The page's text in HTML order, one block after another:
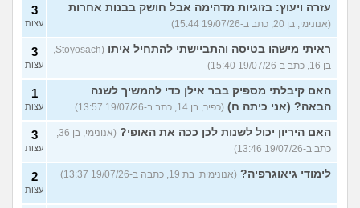
עזרה ויעוץ: בזוגיות מדהימה אבל חושק בבנות אחרות
(אנונימי, בן 20, כתב ב-19/07/26 15:44)
3
עצות
ראיתי מישהו בטיסה והתביישתי להתחיל איתו
(Stoyosach,
בן 16, כתב ב-19/07/26 15:40)
3
עצות
האם קיבלתי מספיק בבר אילן כדי להמשיך לשנה
הבאה? (אני כיתה ח) (כפיר, בן 14, כתב ב-19/07/26 13:57)
1
עצות
האם היריון יכול לשנות לכן ככה את האופי?
(אנונימי, בן 36,
כתב ב-19/07/26 13:46)
3
עצות
לימודי גיאוגרפיה? (אנונימית, בת 19, כתבה ב-19/07/26 13:37) 2
עצות